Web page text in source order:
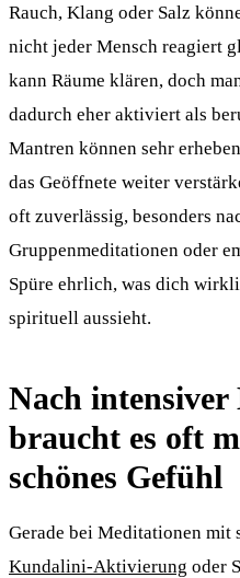
Rauch, Klang oder Salz
nicht jeder Mensch reagiert
kann Räume klären, doch
dadurch eher aktiviert als
Mantren können sehr
das Geöffnete weiter
oft zuverlässig, besonders
Gruppenmeditationen oder
Spüre ehrlich, was dich
spirituell aussieht.
Nach
braucht es oft
schönes Gefühl
Gerade bei Meditationen mit
Kundalini-Aktivierung oder